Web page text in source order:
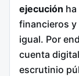
ejecución
financieros y
igual. Por
cuenta
escrutinio